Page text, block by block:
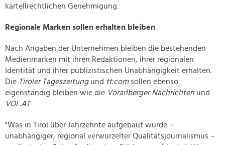
kartellrechtlichen Genehmigung.
Regionale Marken sollen erhalten bleiben
Nach Angaben der Unternehmen bleiben die bestehenden
Medienmarken mit ihren Redaktionen, ihrer regionalen
Identität und ihrer publizistischen Unabhängigkeit erhalten.
Die Tiroler Tageszeitungund tt.com sollen ebenso
eigenständig bleiben wie die Vorarlberger Nachrichten und
VOL.AT.
"Was in Tirol über Jahrzehnte aufgebaut wurde –
unabhängiger, regional verwurzelter Qualitätsjournalismus –